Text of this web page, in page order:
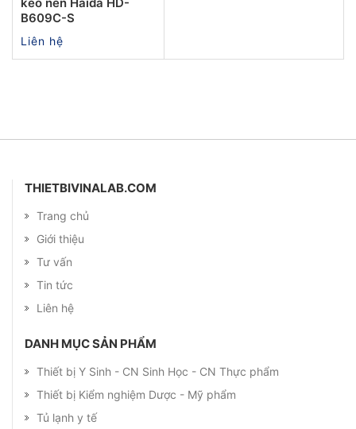
B609C-S
Liên hệ
THIETBIVINALAB.COM
Trang chủ
Giới thiệu
Tư vấn
Tin tức
Liên hệ
DANH MỤC SẢN PHẨM
Thiết bị Y Sinh - CN Sinh Học - CN Thực phẩm
Thiết bị Kiểm nghiệm Dược - Mỹ phẩm
Tủ lạnh y tế